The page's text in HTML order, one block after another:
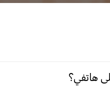
هاتفي؟